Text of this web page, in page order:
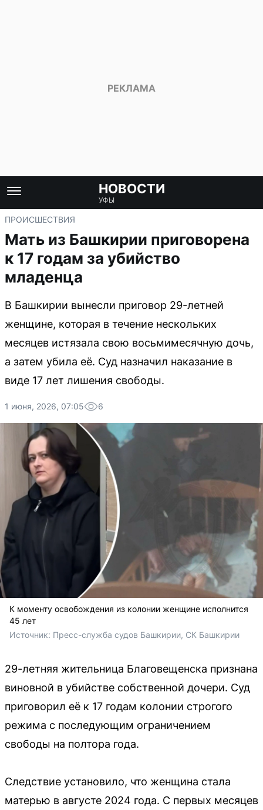
НОВОСТИ
УФЫ
ПРОИСШЕСТВИЯ
Мать из Башкирии приговорена
к 17 годам за убийство
младенца
В Башкирии вынесли приговор 29-летней
женщине, которая в течение нескольких
месяцев истязала свою восьмимесячную дочь,
а затем убила её. Суд назначил наказание в
виде 17 лет лишения свободы.
1 июня, 2026, 07:05 6
К моменту освобождения из колонии женщине исполнится
45 лет
Источник: Пресс-служба судов Башкирии, СК Башкирии
29-летняя жительница Благовещенска признана
виновной в убийстве собственной дочери. Суд
приговорил её к 17 годам колонии строгого
режима с последующим ограничением
свободы на полтора года.
Следствие установило, что женщина стала
матерью в августе 2024 года. С первых месяцев